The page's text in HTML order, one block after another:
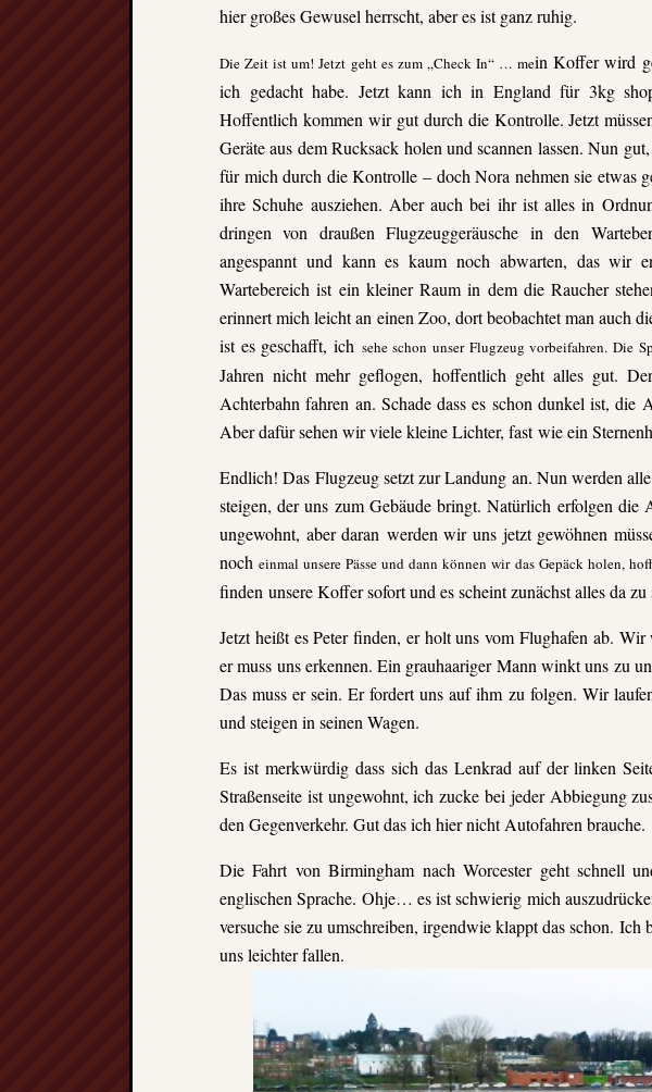
hier großes Gewusel herrscht, aber es ist ganz ruhig.
Die Zeit ist um! Jetzt geht es zum „Check In“ … mein Koffer wird
ich gedacht habe. Jetzt kann ich in England für 3kg
Hoffentlich kommen wir gut durch die Kontrolle. Jetzt
Geräte aus dem Rucksack holen und scannen lassen. Nun
für mich durch die Kontrolle – doch Nora nehmen sie etwas
ihre Schuhe ausziehen. Aber auch bei ihr ist allesin
dringen von draußen Flugzeuggeräusche in den
angespannt und kann es kaum noch abwarten, das wir
Wartebereich ist ein kleiner Raum in dem die Raucher
erinnert mich leicht an einen Zoo, dort beobachtet man auch
ist es geschafft, ich sehe schon unser Flugzeug vorbeifahren. Die
Jahren nicht mehr geflogen, hoffentlich geht alles gut.
Achterbahn fahren an. Schade dasses schon dunkel ist, die
Aber dafür sehen wir viele kleineLichter, fast wie ein
Endlich! Das Flugzeug setzt zur Landung an. Nun werden
steigen, der uns zum Gebäude bringt. Natürlich erfolgen die
ungewohnt, aber daran werden wir uns jetzt gewöhnen
noch einmal unsere Pässe und dann können wir das Gepäck holen,
finden unsere Koffer sofort und es scheint zunächst alles da zu
Jetzt heißt es Peter finden, er holt uns vom Flughafen ab.
er muss uns erkennen.Ein grauhaariger Mann winkt uns zu
Das muss er sein. Erfordert uns auf ihm zu folgen. Wir
und steigen in seinen Wagen.
Es ist merkwürdig dass sich das Lenkrad auf der linken
Straßenseite ist ungewohnt, ich zucke bei jeder Abbiegung
den Gegenverkehr. Gut das ich hier nicht Autofahren brauche.
Die Fahrt von Birmingham nach Worcester geht schnell
englischen Sprache. Ohje… es ist schwierig mich
versuche sie zu umschreiben, irgendwie klappt das schon.
uns leichter fallen.